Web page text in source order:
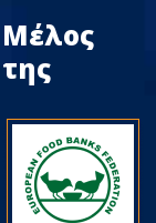
Μέλος
της